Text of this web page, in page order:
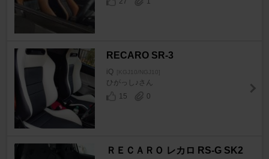
RECARO SR-3
iQ [KGJ10/NGJ10]
ひがっし♪さん
15
0
ＲＥＣＡＲＯ レカロ RS-G SK2